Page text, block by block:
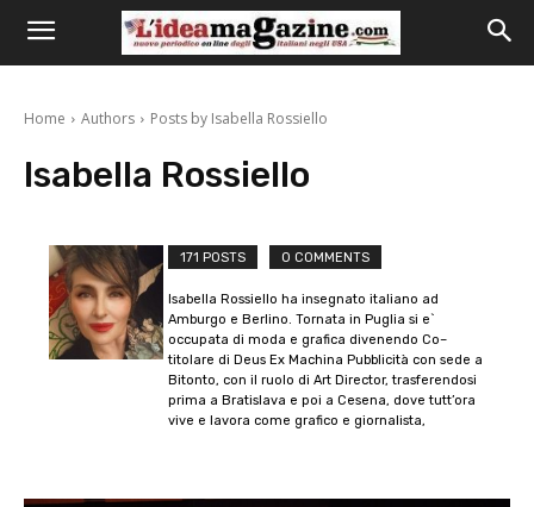
Home Authors Posts by Isabella Rossiello
Isabella Rossiello
171 POSTS 0 COMMENTS
Isabella Rossiello ha insegnato italiano ad
Amburgo e Berlino. Tornata in Puglia si e`
occupata di moda e grafica divenendo Co–
titolare di Deus Ex Machina Pubblicità con sede a
Bitonto, con il ruolo di Art Director, trasferendosi
prima a Bratislava e poi a Cesena, dove tutt’ora
vive e lavora come grafico e giornalista,